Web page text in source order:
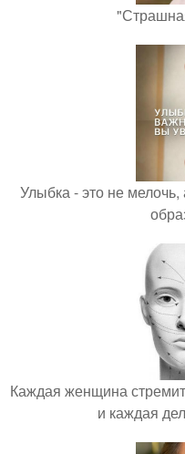
Улыбка - это не мелочь,
Каждая женщина
и каждая